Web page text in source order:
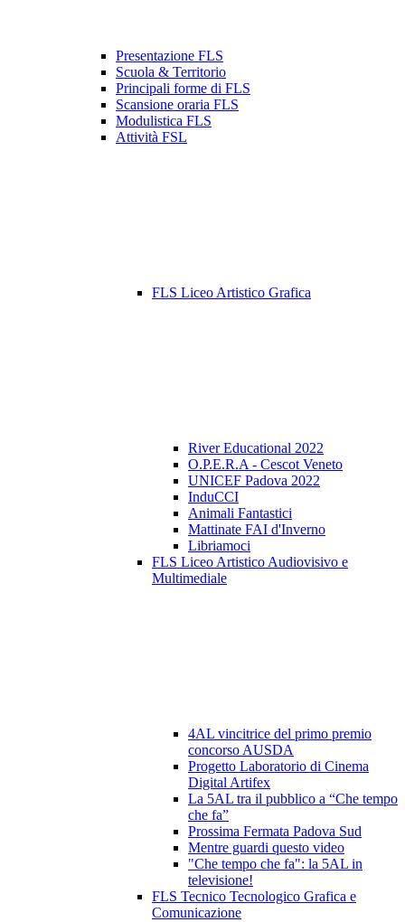
Presentazione FLS
Scuola & Territorio
Principali forme di FLS
Scansione oraria FLS
Modulistica FLS
Attività FSL
FLS Liceo Artistico Grafica
River Educational 2022
O.P.E.R.A - Cescot Veneto
UNICEF Padova 2022
InduCCI
Animali Fantastici
Mattinate FAI d'Inverno
Libriamoci
FLS Liceo Artistico Audiovisivo e
Multimediale
4AL vincitrice del primo premio
concorso AUSDA
Progetto Laboratorio di Cinema
Digital Artifex
La 5AL tra il pubblico a “Che tempo
che fa”
Prossima Fermata Padova Sud
Mentre guardi questo video
"Che tempo che fa": la 5AL in
televisione!
FLS Tecnico Tecnologico Grafica e
Comunicazione